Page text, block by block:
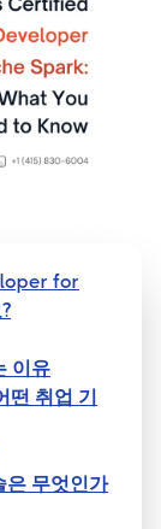
for
이유
취업 기
무엇인가